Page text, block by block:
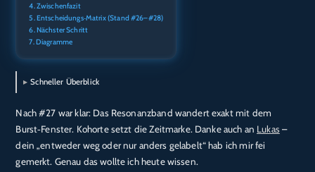
Zwischenfazit
Entscheidungs‑Matrix (Stand #26–#28)
Nächster Schritt
Diagramme
Schneller Überblick
Nach #27 war klar: Das Resonanzband wandert exakt mit dem
Burst‑Fenster. Kohorte setzt die Zeitmarke. Danke auch an Lukas–
dein „entweder weg oder nur anders gelabelt“ hab ich mir fei
gemerkt. Genau das wollte ich heute wissen.